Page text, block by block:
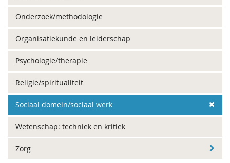
Onderzoek/methodologie
Organisatiekunde en leiderschap
Psychologie/therapie
Religie/spiritualiteit
Sociaal domein/sociaal werk
Wetenschap: techniek en kritiek
Zorg